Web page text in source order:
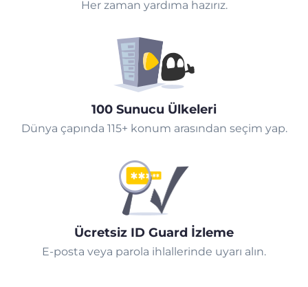
Her zaman yardıma hazırız.
100 Sunucu Ülkeleri
Dünya çapında 115+ konum arasından seçim yap.
Ücretsiz ID Guard İzleme
E-posta veya parola ihlallerinde uyarı alın.